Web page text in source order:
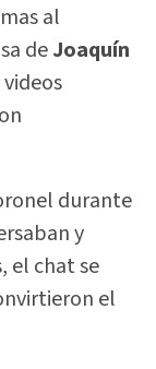
al
deJoaquín
durante
y
el chat se
el